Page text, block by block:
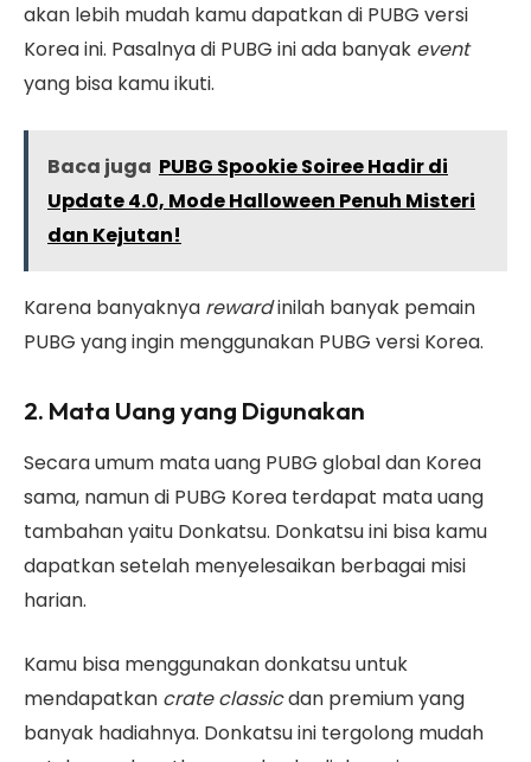
akan lebih mudah kamu dapatkan di PUBG versi
Korea ini. Pasalnya di PUBG ini ada banyak event
yang bisa kamu ikuti.
Baca juga PUBG Spookie Soiree Hadir di
Update 4.0, Mode Halloween Penuh Misteri
dan Kejutan!
Karena banyaknya rewardinilah banyak pemain
PUBG yang ingin menggunakan PUBG versi Korea.
2. Mata Uang yang Digunakan
Secara umum mata uang PUBG global dan Korea
sama, namun di PUBG Korea terdapat mata uang
tambahan yaitu Donkatsu. Donkatsu ini bisa kamu
dapatkan setelah menyelesaikan berbagai misi
harian.
Kamu bisa menggunakan donkatsu untuk
mendapatkan crate classicdan premium yang
banyak hadiahnya. Donkatsu ini tergolong mudah